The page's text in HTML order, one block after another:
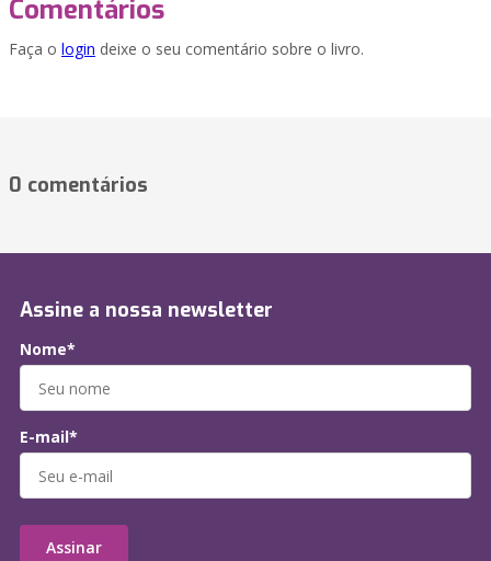
Comentários
Faça o login deixe o seu comentário sobre o livro.
0 comentários
Assine a nossa newsletter
Nome*
E-mail*
Assinar